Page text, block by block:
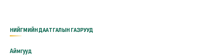
НИЙГМИЙН ДААТГАЛЫН ГАЗРУУД
Аймгууд